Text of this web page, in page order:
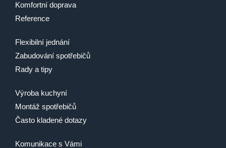
chráněno
Technologie UltraCare smíchá prací prostředek a
aviváž s vodou ještě před tím, než doputují do
bubnu k prádlu. Díky tomu se každému vláknu
Komfortní doprava
Reference
Flexibilní jednání
Zabudování spotřebičů
Rady a tipy
Výroba kuchyní
Montáž spotřebičů
Často kladené dotazy
Komunikace s Vámi